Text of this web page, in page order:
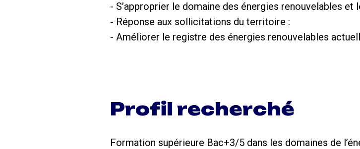
- S’approprier le domaine des énergies renouvelables et
- Réponse aux sollicitations du territoire :
- Améliorer le registre des énergies renouvelables
Profil recherché
Formation supérieure Bac+3/5 dans les domaines de